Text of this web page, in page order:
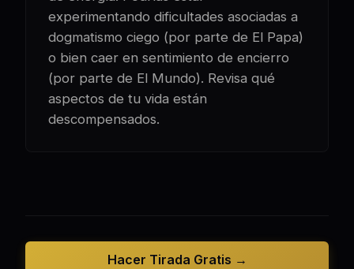
experimentando dificultades asociadas a
dogmatismo ciego (por parte de El Papa)
o bien caer en sentimiento de encierro
(por parte de El Mundo). Revisa qué
aspectos de tu vida están
descompensados.
Hacer Tirada Gratis →